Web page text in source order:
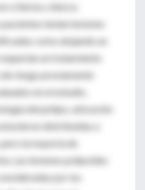
criterios clínicos
tenían lesiones
como alojando un
un tratamiento
riesgo previamente
en el estudio,
del pólipo, ubicación
distribuidas a
la mayoría de
Las lesiones polipoides
por los